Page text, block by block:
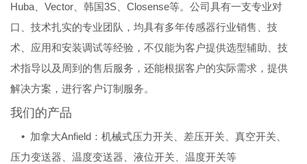
Huba、Vector、韩国3S、Closense等。公司具有一支专业对
口、技术扎实的专业团队，均具有多年传感器行业销售、技
术、应用和安装调试等经验，不仅能为客户提供选型辅助、技
术指导以及周到的售后服务，还能根据客户的实际需求，提供
解决方案，进行客户订制服务。
我们的产品
• 加拿大Anfield：机械式压力开关、差压开关、真空开关、
压力变送器、温度变送器、液位开关、温度开关等